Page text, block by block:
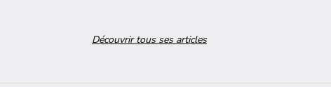
Découvrir tous ses articles